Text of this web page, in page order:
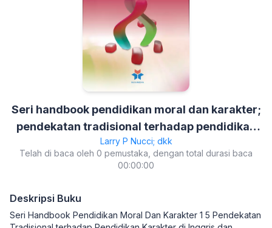
Seri handbook pendidikan moral dan karakter;
pendekatan tradisional terhadap pendidikan
karakter di Inggris dan Amerika
Larry P Nucci; dkk
Telah di baca oleh 0 pemustaka, dengan total durasi baca
00:00:00
Deskripsi Buku
Seri Handbook Pendidikan Moral Dan Karakter 1 5 Pendekatan